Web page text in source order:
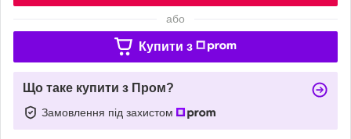
або
Купити з
Що таке купити з Пром?
Замовлення під захистом